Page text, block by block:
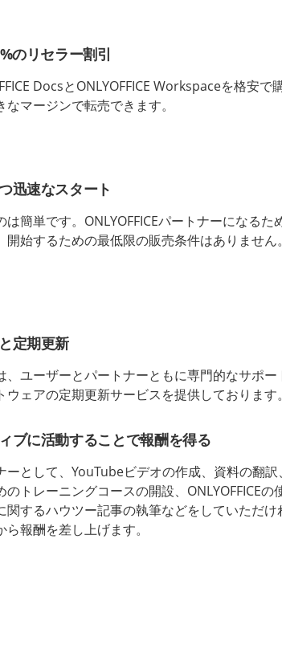
のリセラー割引
DocsとONLYOFFICE Workspaceを格安で
なマージンで転売できます。
迅速なスタート
は簡単です。ONLYOFFICEパートナーになるた
開始するための最低限の販売条件はありません。
定期更新
、ユーザーとパートナーともに専門的なサポー
ウェアの定期更新サービスを提供しております。
ブに活動することで報酬を得る
ーとして、YouTubeビデオの作成、資料の翻訳
のトレーニングコースの開設、ONLYOFFICEの
関するハウツー記事の執筆などをしていただけ
ら報酬を差し上げます。